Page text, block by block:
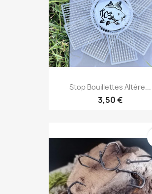
Stop Bouillettes Altère...
3,50 €